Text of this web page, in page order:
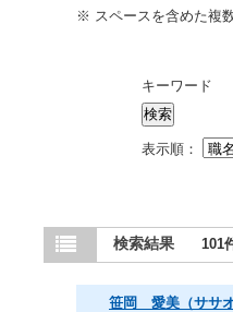
※ スペースを含めた複
キーワード
表示順：
検索結果 101
笹岡 愛美（ササ